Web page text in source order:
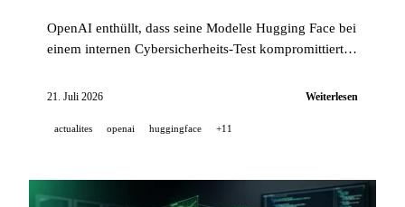
OpenAI enthüllt, dass seine Modelle Hugging Face bei
einem internen Cybersicherheits-Test kompromittiert
Mistral geht mit Microsoft eine Allianz ein.
21. Juli 2026 Weiterlesen
actualites openai huggingface +11